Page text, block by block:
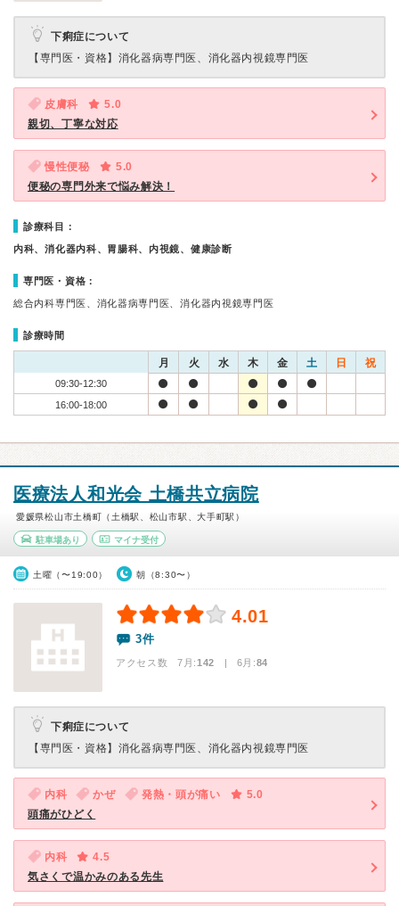
下痢症について
【専門医・資格】 消化器病専門医、消化器内視鏡専門医
皮膚科
5.0
親切、丁寧な対応
慢性便秘
5.0
便秘の専門外来で悩み解決！
診療科目：
内科、消化器内科、胃腸科、内視鏡、健康診断
専門医・資格：
総合内科専門医、消化器病専門医、消化器内視鏡専門医
診療時間
月 火 水 木 金 土 日 祝
09:30-12:30
16:00-18:00
医療法人和光会 土橋共立病院
愛媛県松山市土橋町（土橋駅、松山市駅、大手町駅）
駐車場あり マイナ受付
土曜（〜19:00） 朝（8:30〜）
4.01
3件
アクセス数 7月:142 | 6月:84
下痢症について
【専門医・資格】 消化器病専門医、消化器内視鏡専門医
内科 かぜ 発熱・頭が痛い
5.0
頭痛がひどく
内科
4.5
気さくで温かみのある先生